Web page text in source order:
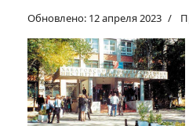
Обновлено: 12 апреля 2023